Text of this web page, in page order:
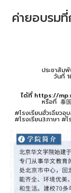
ค่ายอบรม
ประชาสัม
วันที่
ได้ที่ https://
หรือที่ 泰
#โรงเรียนฮั่วเฉียวอุ
#โรงเรียน3ภาษา #